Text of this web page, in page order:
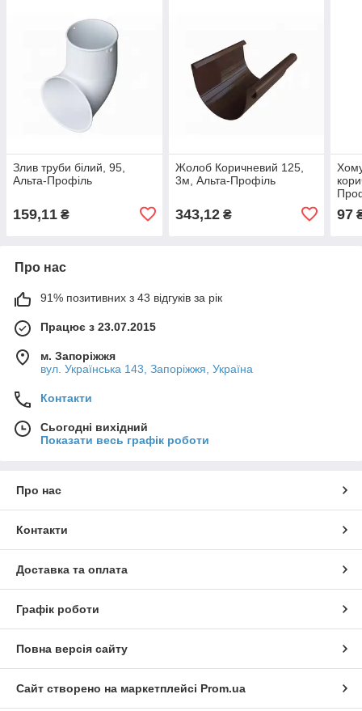
Злив труби білий, 95,
Альта-Профіль
159,11 ₴
Жолоб Коричневий 125,
3м, Альта-Профіль
343,12₴ 97
Про нас
91% позитивних з 43 відгуків за рік
Працює з 23.07.2015
м. Запоріжжя
вул. Українська 143, Запоріжжя, Україна
Контакти
Сьогодні вихідний
Показати весь графік роботи
Про нас
Контакти
Доставка та оплата
Графік роботи
Повна версія сайту
Сайт створено на маркетплейсі Prom.ua